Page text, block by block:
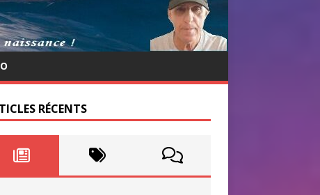
RÉCENTS